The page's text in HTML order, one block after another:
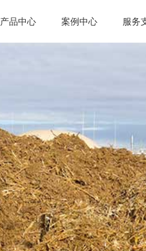
产品中心 案例中心 服务